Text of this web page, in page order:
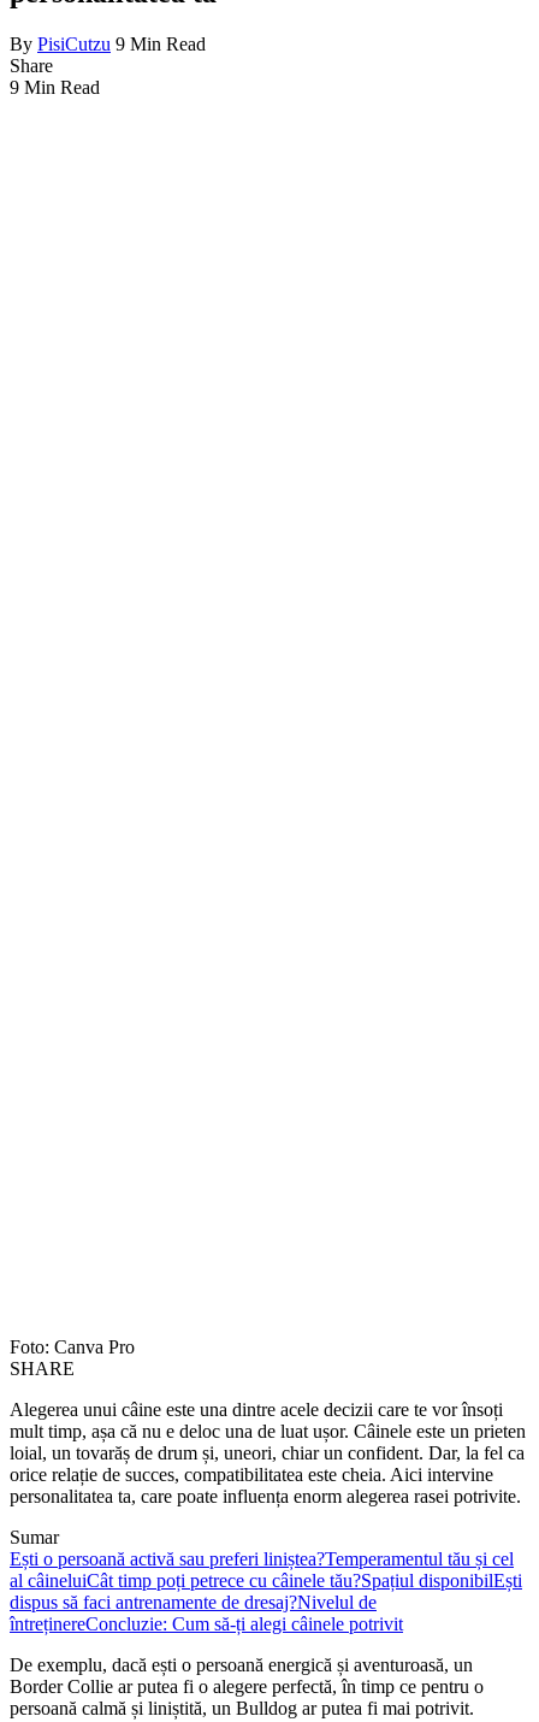
By PisiCutzu 9 Min Read
Share
9 Min Read
Foto: Canva Pro
SHARE
Alegerea unui câine este una dintre acele decizii care te vor însoți
mult timp, așa că nu e deloc una de luat ușor. Câinele este un prieten
loial, un tovarăș de drum și, uneori, chiar un confident. Dar, la fel ca
orice relație de succes, compatibilitatea este cheia. Aici intervine
personalitatea ta, care poate influența enorm alegerea rasei potrivite.
Sumar
Ești o persoană activă sau preferi liniștea?Temperamentul tău și cel
al câineluiCât timp poți petrece cu câinele tău?Spațiul disponibilEști
dispus să faci antrenamente de dresaj?Nivelul de
întreținereConcluzie: Cum să-ți alegi câinele potrivit
De exemplu, dacă ești o persoană energică și aventuroasă, un
Border Collie ar putea fi o alegere perfectă, în timp ce pentru o
persoană calmă și liniștită, un Bulldog ar putea fi mai potrivit.